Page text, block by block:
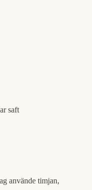
saft
använde timjan,